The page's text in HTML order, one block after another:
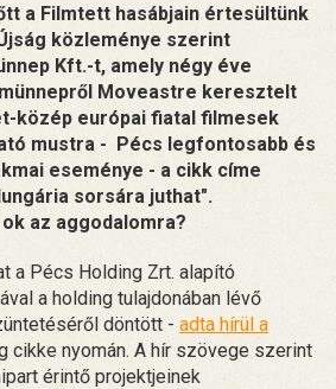
a Filmtett hasábjain értesültünk
közleménye szerint
Kft.-t, amely négy éve
Moveastre keresztelt
közép európai fiatal filmesek
mustra - Pécs legfontosabb és
eseménye - a cikk címe
sorsára juthat".
az aggodalomra?
a Pécs Holding Zrt. alapító
a holding tulajdonában lévő
döntött - adta hírül a
cikke nyomán. A hír szövege szerint
érintő projektjeinek